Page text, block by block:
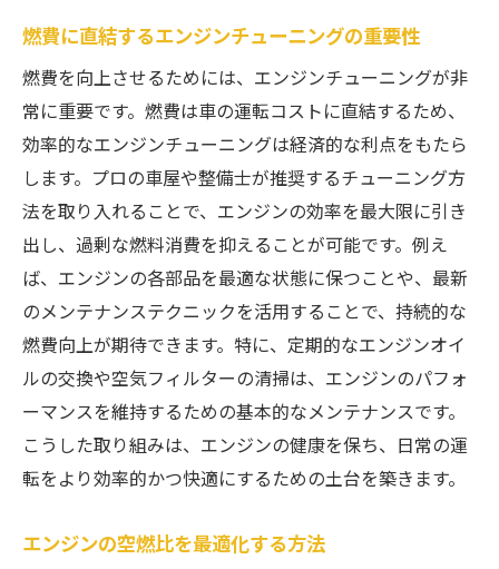
燃費に直結するエンジンチューニングの重要性
燃費を向上させるためには、エンジンチューニングが非
常に重要です。燃費は車の運転コストに直結するため、
効率的なエンジンチューニングは経済的な利点をもたら
します。プロの車屋や整備士が推奨するチューニング方
法を取り入れることで、エンジンの効率を最大限に引き
出し、過剰な燃料消費を抑えることが可能です。例え
ば、エンジンの各部品を最適な状態に保つことや、最新
のメンテナンステクニックを活用することで、持続的な
燃費向上が期待できます。特に、定期的なエンジンオイ
ルの交換や空気フィルターの清掃は、エンジンのパフォ
ーマンスを維持するための基本的なメンテナンスです。
こうした取り組みは、エンジンの健康を保ち、日常の運
転をより効率的かつ快適にするための土台を築きます。
エンジンの空燃比を最適化する方法